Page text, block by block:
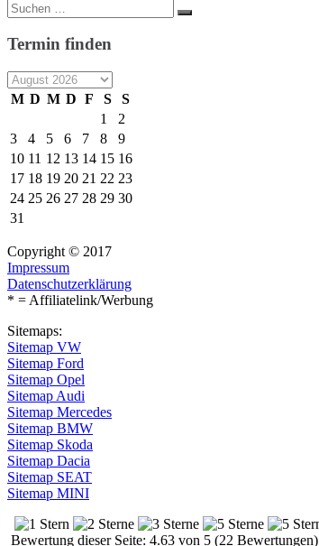
Suche
nach:
Suchen
Termin finden
M D M D F S
S
1
2
3
4 5 6 7 8
9
10 11 12 13 14 15 16
17 18 19 20 21 22 23
24 25 26 27 28 29 30
31
Copyright © 2017
Impressum
Datenschutzerklärung
* = Affiliatelink/Werbung
Sitemaps:
Sitemap VW
Sitemap Ford
Sitemap Opel
Sitemap Audi
Sitemap Mercedes
Sitemap BMW
Sitemap Skoda
Sitemap Dacia
Sitemap SEAT
Sitemap MINI
Bewertung dieser Seite: 4.63 von 5 (22 Bewertungen)